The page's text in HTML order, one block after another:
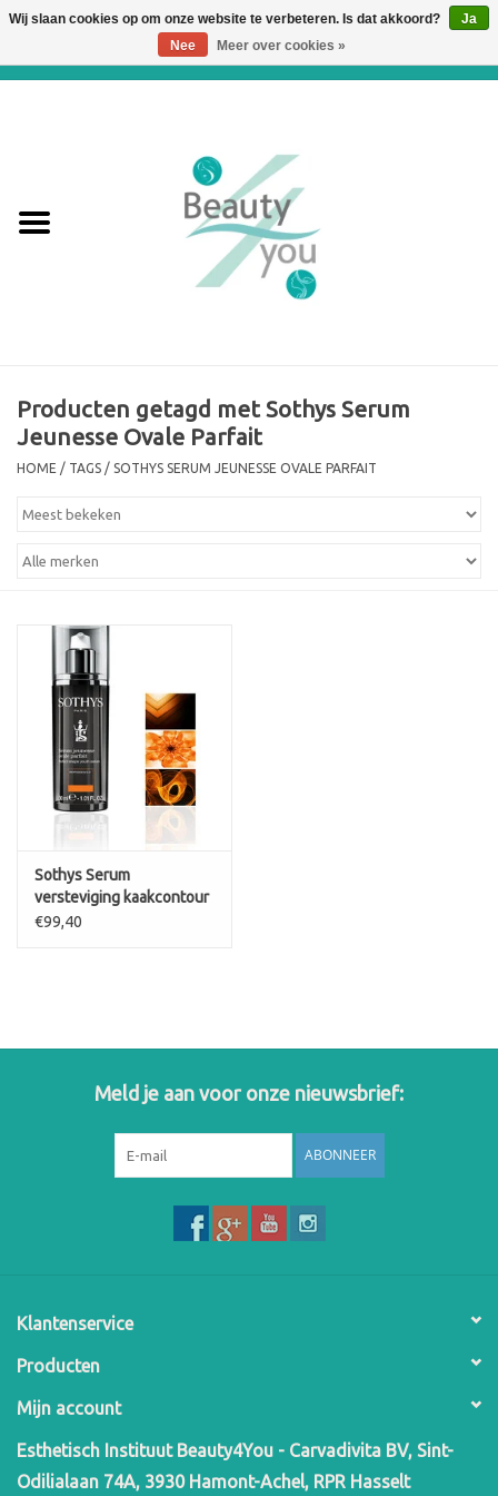
Merken
Producten getagd met Sothys Serum
Jeunesse Ovale Parfait
HOME / TAGS / SOTHYS SERUM JEUNESSE OVALE PARFAIT
Sothys Serum
versteviging kaakcontour
Jeunesse Ovale Parfait
€99,40
Meld je aan voor onze nieuwsbrief:
ABONNEER
Klantenservice
Producten
Mijn account
Esthetisch Instituut Beauty4You - Carvadivita BV, Sint-
Odilialaan 74A, 3930 Hamont-Achel, RPR Hasselt
Wij slaan cookies op om onze website te verbeteren. Is dat akkoord?
Ja
Nee
Meer over cookies »